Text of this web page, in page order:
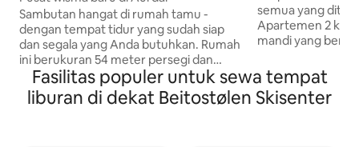
Sambutan hangat di rumah tamu -
dengan tempat tidur yang sudah siap
dan segala yang Anda butuhkan. Rumah
ini berukuran 54 meter persegi dan
dibangun dengan kayu gelondongan dan
bahan daur ulang. Sempurna untuk
menikmati kedamaian dan ketenangan,
semua yang
Apartemen 2
mandi yang
pusat kota
sebagian besar
masa inap
Fasilitas populer untuk sewa tempat
liburan di dekat Beitostølen Skisenter